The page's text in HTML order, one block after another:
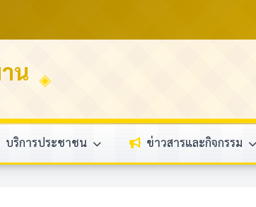
น
บริการประชาชน ข่าวสารและกิจกรรม